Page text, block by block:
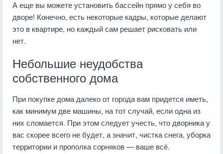
А еще вы можете установить бассейн прямо у себя во
дворе! Конечно, есть некоторые кадры, которые делают
это в квартире, но каждый сам решает рисковать или
нет.
Небольшие неудобства
собственного дома
При покупке дома далеко от города вам придется иметь,
как минимум две машины, на тот случай, если одна из
них сломается. При этом следует учесть, что дворника у
вас скорее всего не будет, а значит, чистка снега, уборка
территории и прополка сорняков — ваше всё.